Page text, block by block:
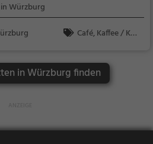
Würzburg
Café, Kaffee / Kuc
ren
in Würzburg finden